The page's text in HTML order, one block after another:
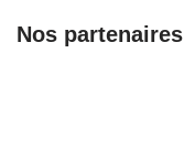
Nos partenaires